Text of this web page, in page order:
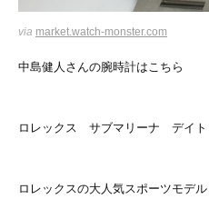
via market.watch-monster.com
中島健人さんの腕時計はこちら
ロレックス サブマリーナ デイ
ロレックスの大人気スポーツモデ